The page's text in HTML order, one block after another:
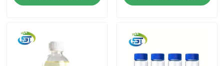
Controle da qualidade
Contacte-nos